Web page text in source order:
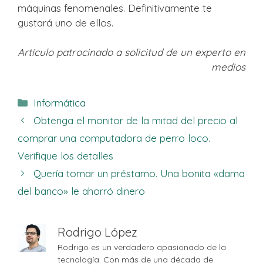
máquinas fenomenales. Definitivamente te
gustará uno de ellos.
Artículo patrocinado a solicitud de un experto en
medios
Categorías
Informática
Obtenga el monitor de la mitad del precio al
comprar una computadora de perro loco.
Verifique los detalles
Quería tomar un préstamo. Una bonita «dama
del banco» le ahorró dinero
Rodrigo López
Rodrigo es un verdadero apasionado de la
tecnología. Con más de una década de